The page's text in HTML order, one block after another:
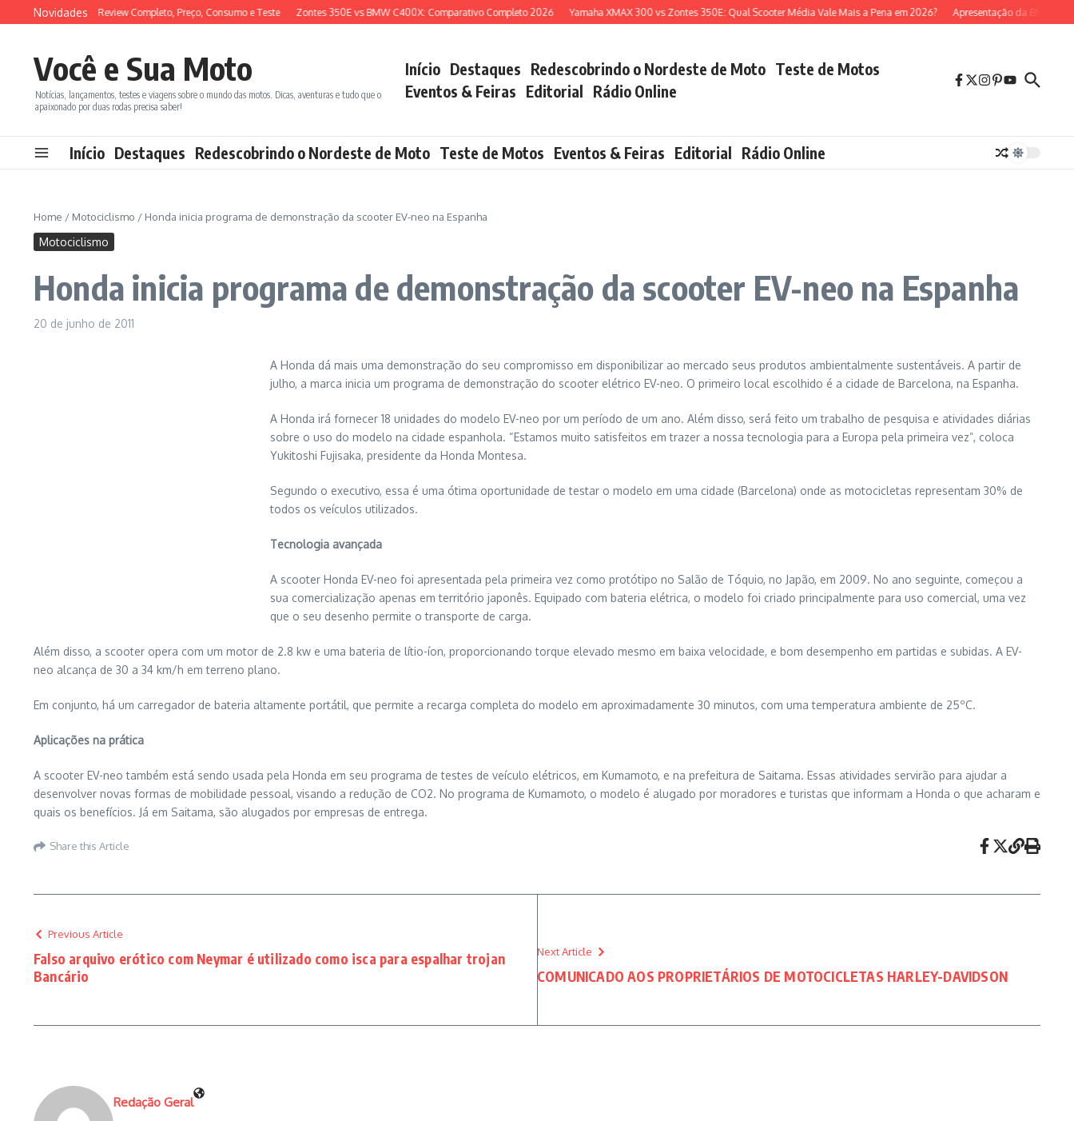
Ir para o conteúdo
Novidades
ADX 150 2026: Review Completo, Preço, Consumo e Teste Zontes 350E vs BMW C400X: Comparativo Completo 2026 Yamaha XMAX 300 vs Zontes 350E: Qual Scooter Média Vale Mais a Pena em 2026? Apresentação da BMW R 1300
Você e Sua Moto
Notícias, lançamentos, testes e viagens sobre o mundo das motos. Dicas, aventuras e tudo que o
apaixonado por duas rodas precisa saber!
Início Destaques Redescobrindo o Nordeste de Moto Teste de Motos
Eventos & Feiras Editorial Rádio Online
Início Destaques Redescobrindo o Nordeste de Moto Teste de Motos Eventos & Feiras Editorial Rádio Online
Home / Motociclismo / Honda inicia programa de demonstração da scooter EV-neo na Espanha
Motociclismo
Honda inicia programa de demonstração da scooter EV-neo na Espanha
20 de junho de 2011
A Honda dá mais uma demonstração do seu compromisso em disponibilizar ao mercado seus produtos ambientalmente sustentáveis. A partir de
julho, a marca inicia um programa de demonstração do scooter elétrico EV-neo. O primeiro local escolhido é a cidade de Barcelona, na Espanha.
A Honda irá fornecer 18 unidades do modelo EV-neo por um período de um ano. Além disso, será feito um trabalho de pesquisa e atividades diárias
sobre o uso do modelo na cidade espanhola. “Estamos muito satisfeitos em trazer a nossa tecnologia para a Europa pela primeira vez”, coloca
Yukitoshi Fujisaka, presidente da Honda Montesa.
Segundo o executivo, essa é uma ótima oportunidade de testar o modelo em uma cidade (Barcelona) onde as motocicletas representam 30% de
todos os veículos utilizados.
Tecnologia avançada
A scooter Honda EV-neo foi apresentada pela primeira vez como protótipo no Salão de Tóquio, no Japão, em 2009. No ano seguinte, começou a
sua comercialização apenas em território japonês. Equipado com bateria elétrica, o modelo foi criado principalmente para uso comercial, uma vez
que o seu desenho permite o transporte de carga.
Além disso, a scooter opera com um motor de 2.8 kw e uma bateria de lítio-íon, proporcionando torque elevado mesmo em baixa velocidade, e bom desempenho em partidas e subidas. A EV-
neo alcança de 30 a 34 km/h em terreno plano.
Em conjunto, há um carregador de bateria altamente portátil, que permite a recarga completa do modelo em aproximadamente 30 minutos, com uma temperatura ambiente de 25ºC.
Aplicações na prática
A scooter EV-neo também está sendo usada pela Honda em seu programa de testes de veículo elétricos, em Kumamoto, e na prefeitura de Saitama. Essas atividades servirão para ajudar a
desenvolver novas formas de mobilidade pessoal, visando a redução de CO2. No programa de Kumamoto, o modelo é alugado por moradores e turistas que informam a Honda o que acharam e
quais os benefícios. Já em Saitama, são alugados por empresas de entrega.
Share this Article
Previous Article
Falso arquivo erótico com Neymar é utilizado como isca para espalhar trojan
Bancário
Next Article
COMUNICADO AOS PROPRIETÁRIOS DE MOTOCICLETAS HARLEY-DAVIDSON
Redação Geral